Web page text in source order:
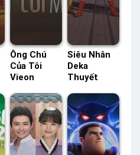
Ông Chú
Của Tôi
Vieon
Minh –
Status: 16 /
16 Thuyết
Minh
Siêu Nhân
Deka
Thuyết
Status: 50 /
50 Thuyết
Minh